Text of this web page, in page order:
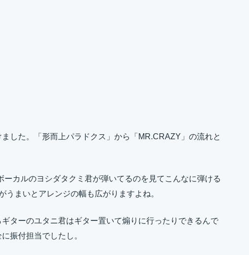
した。「形而上パラドクス」から「MR.CRAZY」の流れと
カルのヨシダタクミ君が弾いてるのを見てこんなに弾ける
うまいとアレンジの幅も広がりますよね。
ターのユタニ君はギター置いて煽りに行ったりできるんで
振付担当でしたし。